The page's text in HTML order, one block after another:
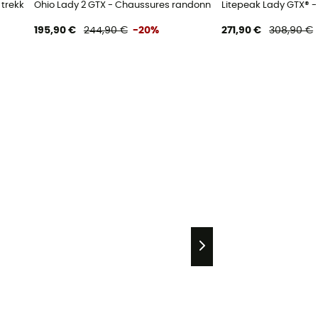
trekking femme
Ohio Lady 2 GTX - Chaussures randonnée femme
195,90 € 244,90 € -20%
Litepeak Lady GTX®
271,90 € 308,90 €